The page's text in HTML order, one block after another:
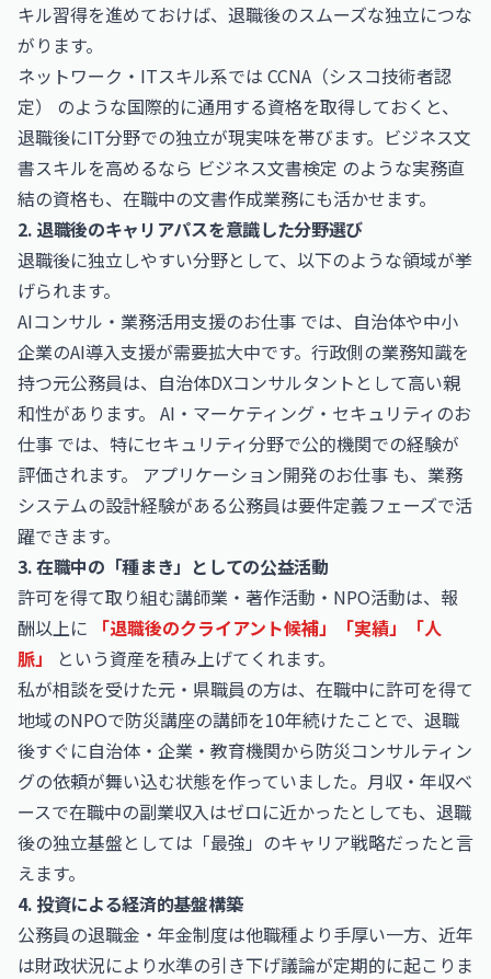
キル習得を進めておけば、退職後のスムーズな独立につな
がります。
ネットワーク・ITスキル系では CCNA（シスコ技術者認
定）
のような国際的に通用する資格を取得しておくと、
退職後にIT分野での独立が現実味を帯びます。ビジネス文
書スキルを高めるなら ビジネス文書検定 のような実務直
結の資格も、在職中の文書作成業務にも活かせます。
2. 退職後のキャリアパスを意識した分野選び
退職後に独立しやすい分野として、以下のような領域が挙
げられます。
AIコンサル・業務活用支援のお仕事 では、自治体や中小
企業のAI導入支援が需要拡大中です。行政側の業務知識を
持つ元公務員は、自治体DXコンサルタントとして高い親
和性があります。 AI・マーケティング・セキュリティのお
仕事 では、特にセキュリティ分野で公的機関での経験が
評価されます。 アプリケーション開発のお仕事 も、業務
システムの設計経験がある公務員は要件定義フェーズで活
躍できます。
3. 在職中の「種まき」としての公益活動
許可を得て取り組む講師業・著作活動・NPO活動は、報
酬以上に
「退職後のクライアント候補」「実績」「人
脈」
という資産を積み上げてくれます。
私が相談を受けた元・県職員の方は、在職中に許可を得て
地域のNPOで防災講座の講師を10年続けたことで、退職
後すぐに自治体・企業・教育機関から防災コンサルティン
グの依頼が舞い込む状態を作っていました。月収・年収ベ
ースで在職中の副業収入はゼロに近かったとしても、退職
後の独立基盤としては「最強」のキャリア戦略だったと言
えます。
4. 投資による経済的基盤構築
公務員の退職金・年金制度は他職種より手厚い一方、近年
は財政状況により水準の引き下げ議論が定期的に起こりま